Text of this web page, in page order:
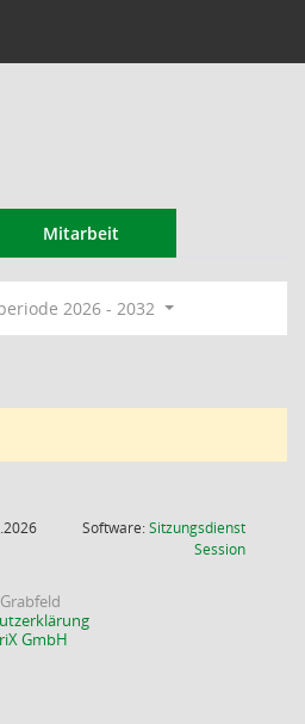
Mitarbeit
2026 - 2032
Software:Sitzungsdienst
Session(Wird in
GmbH